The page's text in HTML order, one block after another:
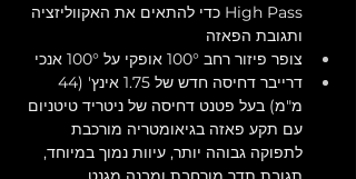
High Pass כדי להתאים את האקווליזציה
ותגובת הפאזה
צופר פיזור רחב 100° אופקי על 100° אנכי
מ"מ) בעל פטנט דחיסה של ניטריד טיטניום
עם תקע פאזה בגיאומטריה מורכבת
לתפוקה גבוהה יותר, עיוות נמוך במיוחד,